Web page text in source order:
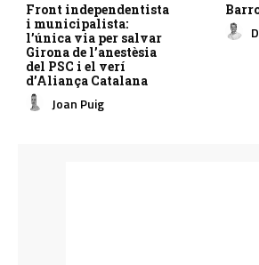
Front independentista
i municipalista:
l’única via per salvar
Girona de l’anestèsia
del PSC i el verí
d’Aliança Catalana
Joan Puig